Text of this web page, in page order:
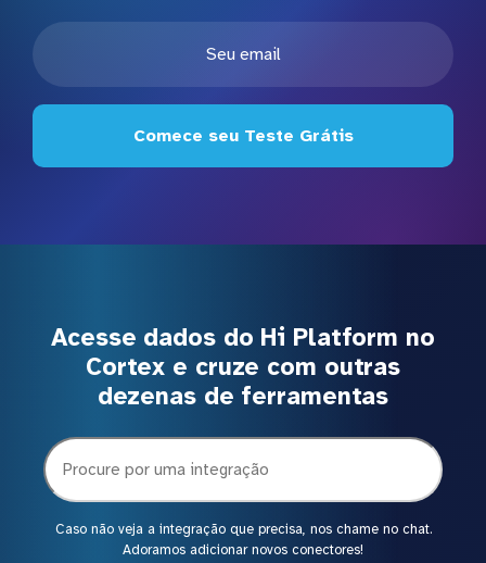
Comece seu Teste Grátis
Acesse dados do Hi Platform no
Cortex e cruze com outras
dezenas de ferramentas
Caso não veja a integração que precisa, nos chame no chat.
Adoramos adicionar novos conectores!